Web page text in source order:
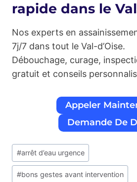
rapide dans le
Nos experts en
7j/7 dans tout le Val-d’Oise.
Débouchage, curage,
gratuit et conseils
Appeler
Demande De
Étiquettes
de
la
#arrêt d’eau urgence
#bons gestes avant intervention